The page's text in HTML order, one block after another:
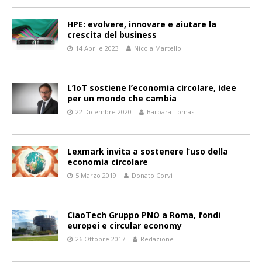
HPE: evolvere, innovare e aiutare la
crescita del business
14 Aprile 2023 Nicola Martello
L’IoT sostiene l’economia circolare, idee
per un mondo che cambia
22 Dicembre 2020 Barbara Tomasi
Lexmark invita a sostenere l’uso della
economia circolare
5 Marzo 2019 Donato Corvi
CiaoTech Gruppo PNO a Roma, fondi
europei e circular economy
26 Ottobre 2017 Redazione